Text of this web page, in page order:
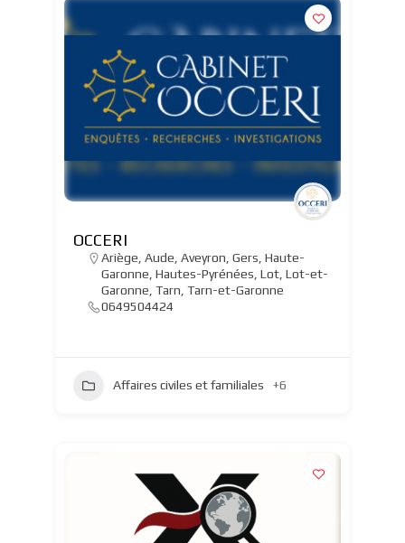
OCCERI
Ariège Aude Aveyron Gers Haute-
Garonne Hautes-Pyrénées Lot, Lot-et-
Garonne Tarn Tarn-et-Garonne
0649504424
Affaires civiles et familiales +6